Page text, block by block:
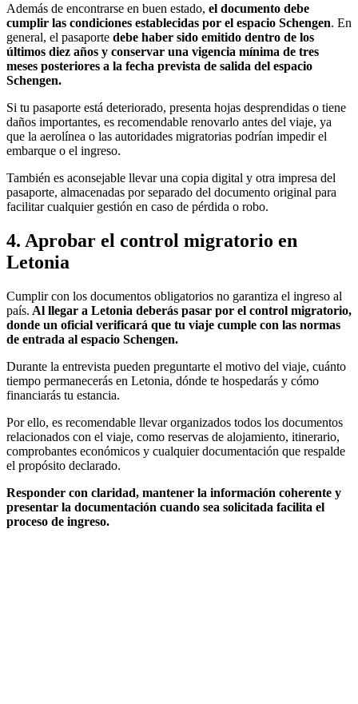
Además de encontrarse en buen estado, el documento debe
cumplir las condiciones establecidas por el espacio Schengen. En
general, el pasaporte debe haber sido emitido dentro de los
últimos diez años y conservar una vigencia mínima de tres
meses posteriores a la fecha prevista de salida del espacio
Schengen.
Si tu pasaporte está deteriorado, presenta hojas desprendidas o tiene
daños importantes, es recomendable renovarlo antes del viaje, ya
que la aerolínea o las autoridades migratorias podrían impedir el
embarque o el ingreso.
También es aconsejable llevar una copia digital y otra impresa del
pasaporte, almacenadas por separado del documento original para
facilitar cualquier gestión en caso de pérdida o robo.
4. Aprobar el control migratorio en
Letonia
Cumplir con los documentos obligatorios no garantiza el ingreso al
país. Al llegar a Letonia deberás pasar por el control migratorio,
donde un oficial verificará que tu viaje cumple con las normas
de entrada al espacio Schengen.
Durante la entrevista pueden preguntarte el motivo del viaje, cuánto
tiempo permanecerás en Letonia, dónde te hospedarás y cómo
financiarás tu estancia.
Por ello, es recomendable llevar organizados todos los documentos
relacionados con el viaje, como reservas de alojamiento, itinerario,
comprobantes económicos y cualquier documentación que respalde
el propósito declarado.
Responder con claridad, mantener la información coherente y
presentar la documentación cuando sea solicitada facilita el
proceso de ingreso.